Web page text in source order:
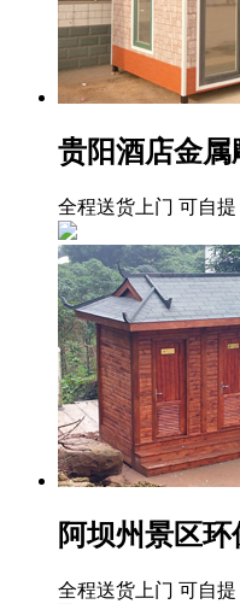
贵阳酒店金
全程送货上门 可自提
阿坝州景区
全程送货上门 可自提